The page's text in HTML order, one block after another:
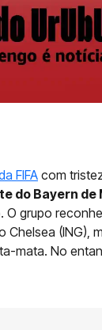
FIFA com
do Bayern de
grupo
(ING),
mata. No